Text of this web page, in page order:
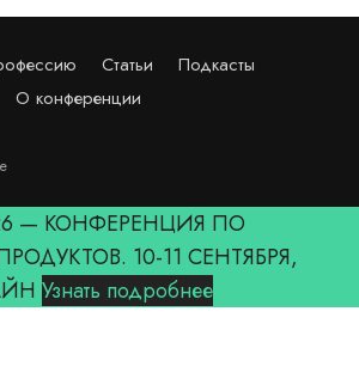
Статьи
Подкасты
О конференции
— КОНФЕРЕНЦИЯ ПО
10-11 СЕНТЯБРЯ,
Узнать подробнее